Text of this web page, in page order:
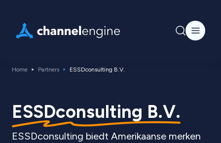
Home Partners ESSDconsulting B.V.
ESSDconsulting B.V.
ESSDconsulting biedt Amerikaanse merken